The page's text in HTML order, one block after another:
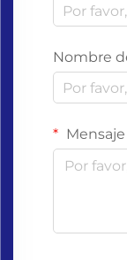
Nombre
Mensaje